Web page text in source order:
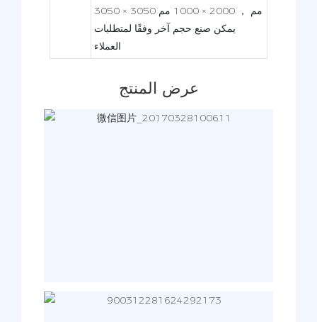
3050 × 3050 مم ， 2000 × 1000 مم
يمكن صنع حجم آخر وفقًا لمتطلبات
العملاء
عرض المنتج